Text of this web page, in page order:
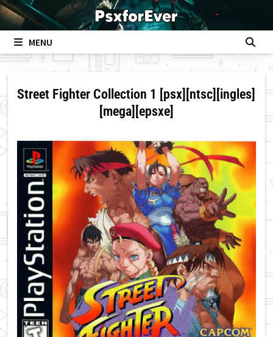
Skip
to
contentMENU
Street Fighter Collection 1 [psx][ntsc][ingles]
[mega][epsxe]